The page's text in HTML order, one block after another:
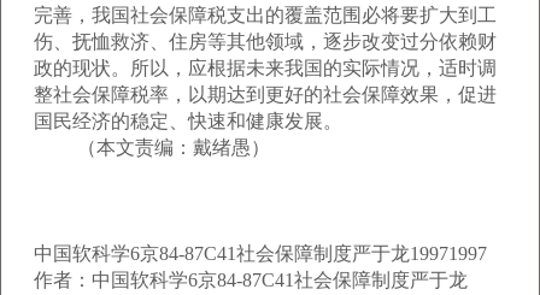
完善，我国社会保障税支出的覆盖范围必将要扩大到工
伤、抚恤救济、住房等其他领域，逐步改变过分依赖财
政的现状。所以，应根据未来我国的实际情况，适时调
整社会保障税率，以期达到更好的社会保障效果，促进
国民经济的稳定、快速和健康发展。
（本文责编：戴绪愚）
中国软科学6京84-87C41社会保障制度严于龙19971997
作者：中国软科学6京84-87C41社会保障制度严于龙